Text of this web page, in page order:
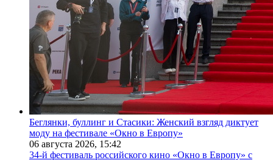
Беглянки, буллинг и Стасики: Женский взгляд диктует
моду на фестивале «Окно в Европу»
06 августа 2026, 15:42
34-й фестиваль российского кино «Окно в Европу» с